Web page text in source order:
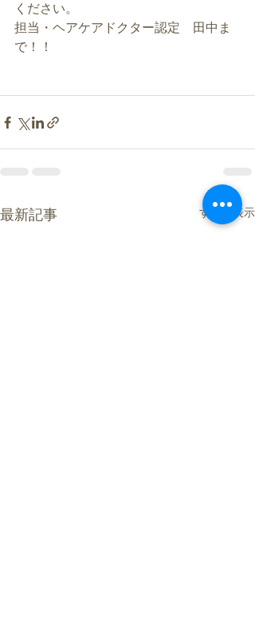
ください。
担当・ヘアケアドクター認定　田中ま
で！！
最新記事 すべて表示